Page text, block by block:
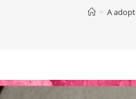
> A